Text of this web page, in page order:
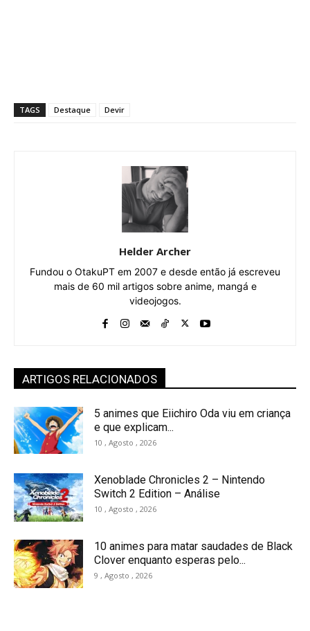
TAGS Destaque Devir
Helder Archer
Fundou o OtakuPT em 2007 e desde então já escreveu
mais de 60 mil artigos sobre anime, mangá e
videojogos.
ARTIGOS RELACIONADOS
5 animes que Eiichiro Oda viu em criança
e que explicam...
10 , Agosto , 2026
Xenoblade Chronicles 2 – Nintendo
Switch 2 Edition – Análise
10 , Agosto , 2026
10 animes para matar saudades de Black
Clover enquanto esperas pelo...
9 , Agosto , 2026